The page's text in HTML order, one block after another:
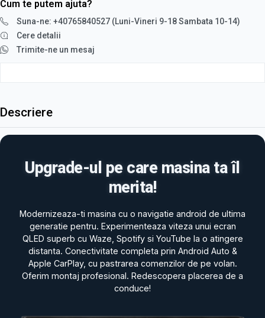
Cum te putem ajuta?
Suna-ne: +40765840527 (Luni-Vineri 9-18 Sambata 10-14)
Cere detalii
Trimite-ne un mesaj
Descriere
Upgrade-ul pe care masina ta îl
merita!
Modernizeaza-ti masina cu o navigatie android de ultima
generatie pentru. Experimenteaza viteza unui ecran
QLED superb cu Waze, Spotify si YouTube la o atingere
distanta. Conectivitate completa prin Android Auto &
Apple CarPlay, cu pastrarea comenzilor de pe volan.
Oferim montaj profesional. Redescopera placerea de a
conduce!